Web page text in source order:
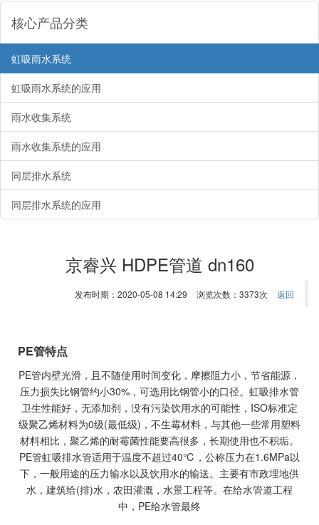
核心产品分类
虹吸雨水系统
虹吸雨水系统的应用
雨水收集系统
雨水收集系统的应用
同层排水系统
同层排水系统的应用
京睿兴 HDPE管道 dn160
发布时期：2020-05-08 14:29 浏览次数：3373次 返回
PE管特点
PE管内壁光滑，且不随使用时间变化，摩擦阻力小，节省能源，
压力损失比钢管约小30%，可选用比钢管小的口径。 虹吸排水管
卫生性能好，无添加剂，没有污染饮用水的可能性，ISO标准定
级聚乙烯材料为0级(最低级)，不生霉材料，与其他一些常用塑料
材料相比，聚乙烯的耐霉菌性能要高很多，长期使用也不积垢。
PE管虹吸排水管适用于温度不超过40℃，公称压力在1.6MPa以
下，一般用途的压力输水以及饮用水的输送。主要有市政埋地供
水，建筑给(排)水，农田灌溉，水景工程等。在给水管道工程
中，PE给水管最终